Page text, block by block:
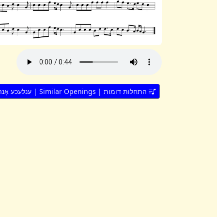
התחלות דומות | Similar Openings | ענלעכע אָנהייבן